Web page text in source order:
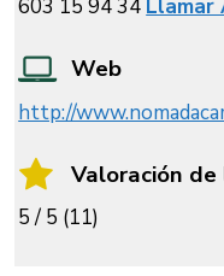
603 15 94 34 Llamar
Web
http://
Valoración
5 / 5 (11)